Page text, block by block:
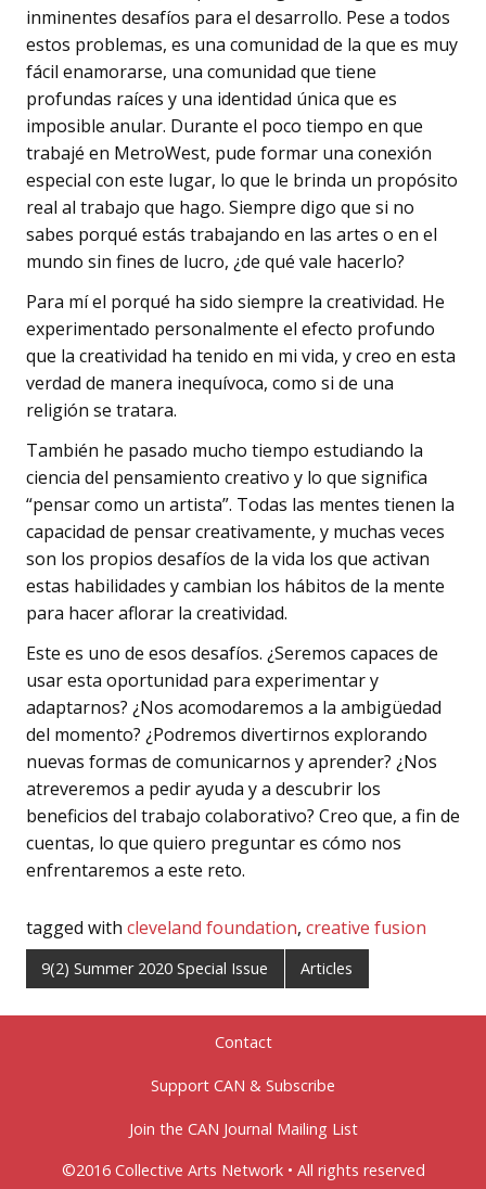
inminentes desafíos para el desarrollo. Pese a todos
estos problemas, es una comunidad de la que es muy
fácil enamorarse, una comunidad que tiene
profundas raíces y una identidad única que es
imposible anular. Durante el poco tiempo en que
trabajé en MetroWest, pude formar una conexión
especial con este lugar, lo que le brinda un propósito
real al trabajo que hago. Siempre digo que si no
sabes porqué estás trabajando en las artes o en el
mundo sin fines de lucro, ¿de qué vale hacerlo?
Para mí el porqué ha sido siempre la creatividad. He
experimentado personalmente el efecto profundo
que la creatividad ha tenido en mi vida, y creo en esta
verdad de manera inequívoca, como si de una
religión se tratara.
También he pasado mucho tiempo estudiando la
ciencia del pensamiento creativo y lo que significa
“pensar como un artista”. Todas las mentes tienen la
capacidad de pensar creativamente, y muchas veces
son los propios desafíos de la vida los que activan
estas habilidades y cambian los hábitos de la mente
para hacer aflorar la creatividad.
Este es uno de esos desafíos. ¿Seremos capaces de
usar esta oportunidad para experimentar y
adaptarnos? ¿Nos acomodaremos a la ambigüedad
del momento? ¿Podremos divertirnos explorando
nuevas formas de comunicarnos y aprender? ¿Nos
atreveremos a pedir ayuda y a descubrir los
beneficios del trabajo colaborativo? Creo que, a fin de
cuentas, lo que quiero preguntar es cómo nos
enfrentaremos a este reto.
tagged with cleveland foundation, creative fusion
9(2) Summer 2020 Special Issue Articles
Contact
Support CAN & Subscribe
Join the CAN Journal Mailing List
©2016 Collective Arts Network • All rights reserved